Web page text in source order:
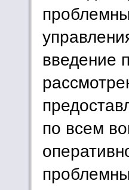
введение
по всем